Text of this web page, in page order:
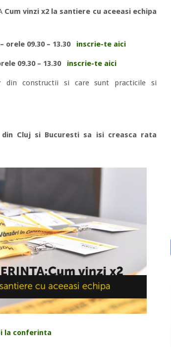
Cum vinzi x2 la santiere cu aceeasi echipa
orele 09.30 – 13.30 inscrie-te aici
09.30 – 13.30 inscrie-te aici
din constructii si care sunt practicile si
Cluj si Bucuresti sa isi creasca rata
la conferinta